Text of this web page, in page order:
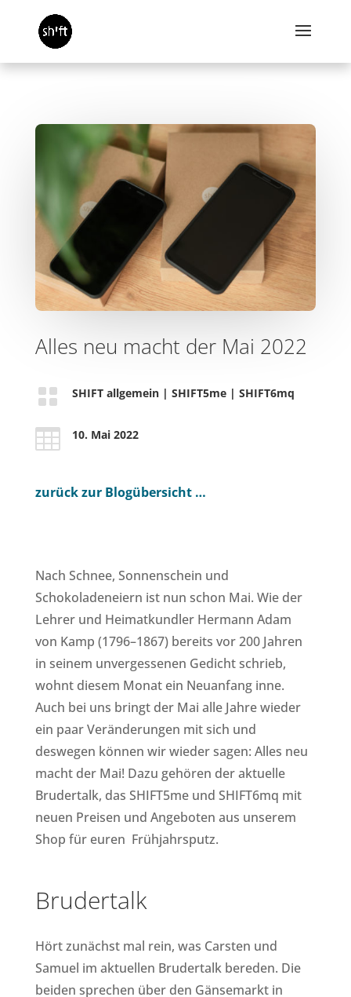
Alles neu macht der Mai 2022
 SHIFT allgemein| SHIFT5me| SHIFT6mq
 10. Mai 2022
zurück zur Blogübersicht …
Nach Schnee, Sonnenschein und
Schokoladeneiern ist nun schon Mai. Wie der
Lehrer und Heimatkundler Hermann Adam
von Kamp (1796–1867) bereits vor 200 Jahren
in seinem unvergessenen Gedicht schrieb,
wohnt diesem Monat ein Neuanfang inne.
Auch bei uns bringt der Mai alle Jahre wieder
ein paar Veränderungen mit sich und
deswegen können wir wieder sagen: Alles neu
macht der Mai! Dazu gehören der aktuelle
Brudertalk, das SHIFT5me und SHIFT6mq mit
neuen Preisen und Angeboten aus unserem
Shop für euren Frühjahrsputz.
Brudertalk
Hört zunächst mal rein, was Carsten und
Samuel im aktuellen Brudertalk bereden. Die
beiden sprechen über den Gänsemarkt in